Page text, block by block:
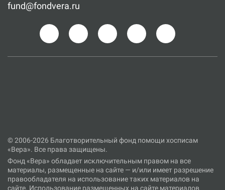
fund@fondvera.ru
© 2006-2026 Благотворительный фонд помощи хосписам
«Вера». Все права защищены.
Фонд «Вера» обладает исключительным правом на все
материалы, размещенные на сайте — и/или имеет разрешение
правообладателя на использование таких материалов на
сайте. Использование размещенных на сайте материалов